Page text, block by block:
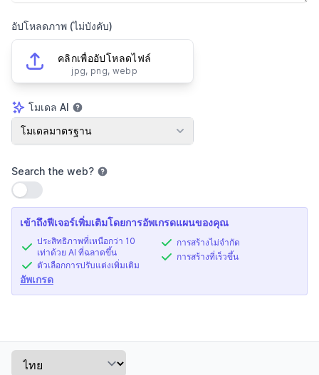
อัปโหลดภาพ (ไม่บังคับ)
คลิกเพื่ออัปโหลดไฟล์
jpg, png, webp
โมเดล AI
โมเดล AI
โมเดลมาตรฐาน
Search the web?
ใช้การตั้งค่า
เข้าถึงฟีเจอร์เพิ่มเติมโดยการอัพเกรดแผนของคุณ
ประสิทธิภาพที่เหนือกว่า 10
เท่าด้วย AI ที่ฉลาดขึ้น
ตัวเลือกการปรับแต่งเพิ่มเติม
การสร้างไม่จำกัด
การสร้างที่เร็วขึ้น
อัพเกรด